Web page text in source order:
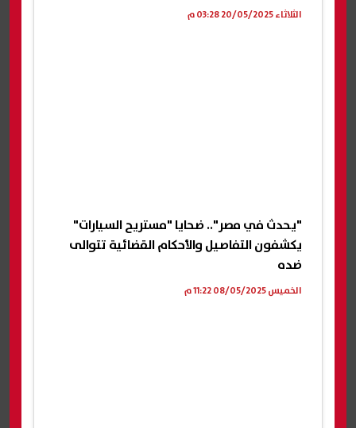
الثلاثاء 20/05/2025 03:28 م
"يحدث في مصر".. ضحايا "مستريح السيارات"
يكشفون التفاصيل والأحكام القضائية تتوالى
ضده
الخميس 08/05/2025 11:22 م